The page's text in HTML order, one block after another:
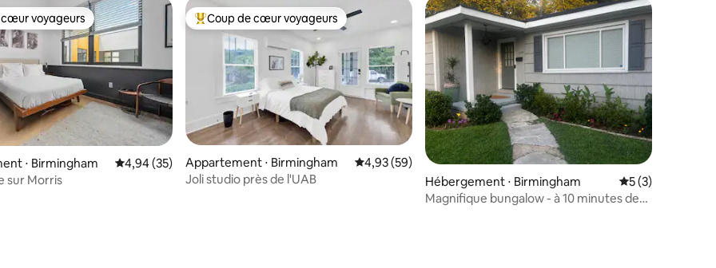
cœur voyageurs
voyageurs
⋅ Birmingham Évaluation moyenne sur la base de 35 commentaires : 4,94 sur 5
4,94 (35)
sur Morris
Coups de cœur voyageurs les plus appréciés
Coup de cœur voyageurs
Appartement ⋅ Birmingham Évaluation moyenne sur la base de 59 commentaires : 4,93 sur 5
4,93 (59)
Joli studio près de l'UAB
Hébergement ⋅ Birmingham Évaluation
5 (3)
Magnifique bungalow - à 10 minutes des